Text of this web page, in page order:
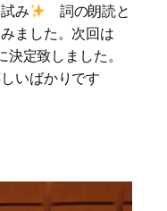
み
詞の朗読と
ました。次回は
定致しました。
いばかりです